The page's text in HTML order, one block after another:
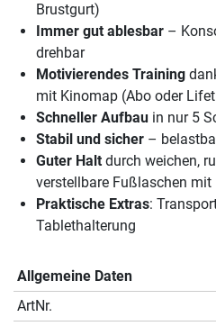
Brustgurt)
Immer gut ablesbar –
drehbar
Motivierendes Training
mit Kinomap (Abo oder
Schneller Aufbau in nur 5
Stabil und sicher –
Guter Halt durch weichen,
verstellbare Fußlaschen
Praktische Extras:
Tablethalterung
Allgemeine Daten
ArtNr.